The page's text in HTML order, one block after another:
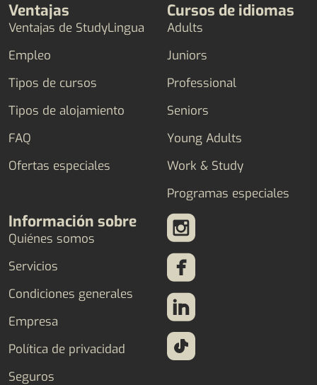
Ventajas
Ventajas de StudyLingua
Empleo
Tipos de cursos
Tipos de alojamiento
FAQ
Ofertas especiales
Cursos de idiomas
Adults
Juniors
Professional
Seniors
Young Adults
Work & Study
Programas especiales
Información sobre
Quiénes somos
Servicios
Condiciones generales
Empresa
Política de privacidad
Seguros